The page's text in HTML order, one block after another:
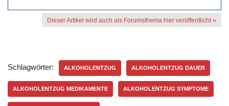
Dieser Artikel wird auch als Forumsthema hier veröffentlicht »
Schlagwörter: ALKOHOLENTZUG ALKOHOLENTZUG DAUER
ALKOHOLENTZUG MEDIKAMENTE ALKOHOLENTZUG SYMPTOME